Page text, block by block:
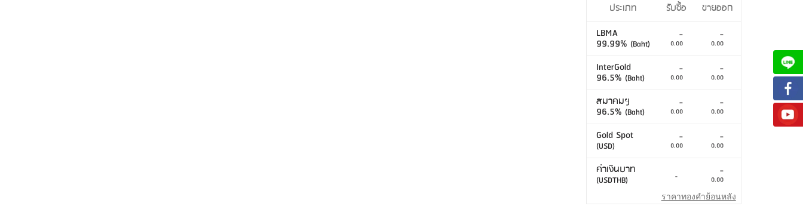
ประเภท รับซื้อ
ขายออก
LBMA
99.99% (Baht)
-
0.00
-
0.00
InterGold
96.5% (Baht)
-
0.00
-
0.00
สมาคมฯ
96.5% (Baht)
-
0.00
-
0.00
Gold Spot
(USD)
-
0.00
-
0.00
ค่าเงินบาท
(USDTHB) - -
0.00
ราคาทองคำย้อนหลัง